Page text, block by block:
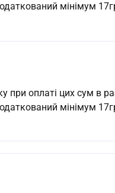
мінімум
при оплаті цих сум в
мінімум